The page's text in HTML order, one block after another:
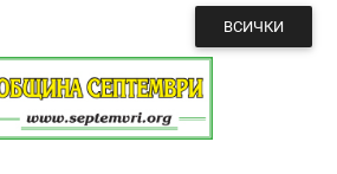
ВСИЧКИ